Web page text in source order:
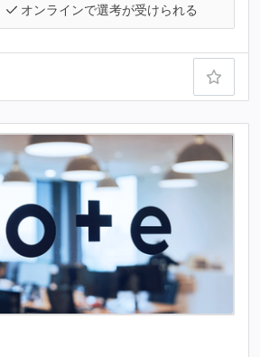
オンラインで選考が受けられる